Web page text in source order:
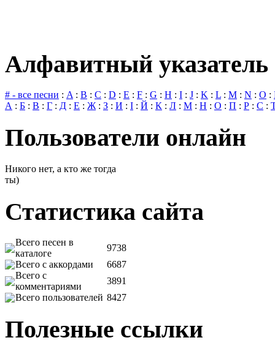
Алфавитный указатель
# - все песни : A: B : C : D : E : F : G : H : I : J : K : L : M : N : O :
А : Б : В : Г : Д : Е : Ж: З : И : І : Й : К : Л : М : Н : О : П : Р : С :
Пользователи онлайн
Никого нет, а кто же тогда
ты)
Статистика сайта
Всего песен в
каталоге
9738
Всего с аккордами
6687
Всего с
комментариями
3891
Всего пользователей 8427
Полезные ссылки